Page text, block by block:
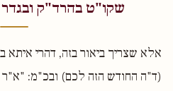
שקו"ט בהרד"ק
אלא שצריך ביאור בזה, דהרי
(ד"ה החודש הזה לכם) ובכ"מ: "א"ר